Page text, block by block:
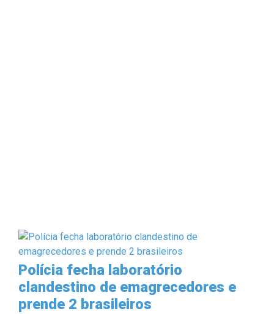
Polícia fecha laboratório
clandestino de emagrecedores e
prende 2 brasileiros